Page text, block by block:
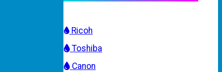
Ricoh
Toshiba
Canon